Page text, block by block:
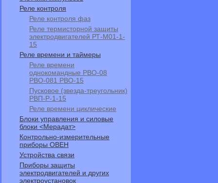
Реле контроля
Реле контроля фаз
Реле термисторной защиты
электродвигателей РТ-М01-1-
15
Реле времени и таймеры
Реле времени
однокомандные РВО-08
РВО-081 РВО-15
Пусковое (звезда-треугольник)
РВП-Р-1-15
Реле времени циклические
Блоки управления и силовые
блоки <Мерадат>
Контрольно-измерительные
приборы ОВЕН
Устройства связи
Приборы защиты
электродвигателей и других
электроустановок